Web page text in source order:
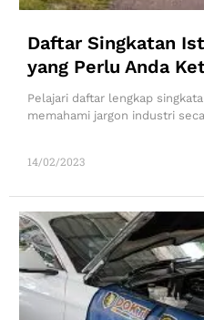
Daftar Singkatan
yang Perlu Anda
14/02/2023
Pelajari daftar lengkap
memahami jargon industri